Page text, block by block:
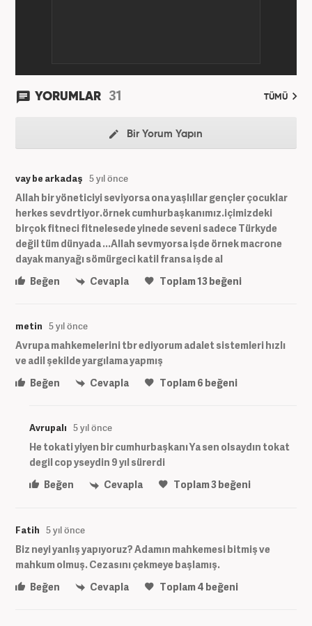
YORUMLAR 31 TÜMÜ
Bir Yorum Yapın
vay be arkadaş 5 yıl önce
Allah bir yöneticiyi seviyorsa ona yaşlıllar gençler çocuklar
herkes sevdrtiyor.örnek cumhurbaşkanımız.içimizdeki
birçok fitneci fitnelesede yinede seveni sadece Türkyde
değil tüm dünyada ...Allah sevmyorsa işde örnek macrone
dayak manyağı sömürgeci katil fransa işde al
Beğen
Cevapla Toplam13beğeni
metin 5 yıl önce
Avrupa mahkemelerini tbr ediyorum adalet sistemleri hızlı
ve adil şekilde yargılama yapmış
Beğen
Cevapla Toplam6 beğeni
Avrupalı 5 yıl önce
He tokati yiyen bir cumhurbaşkanı Ya sen olsaydın tokat
degil cop yseydin 9 yıl sürerdi
Beğen
Cevapla Toplam3beğeni
Fatih 5 yıl önce
Biz neyi yanlış yapıyoruz? Adamın mahkemesi bitmiş ve
mahkum olmuş. Cezasını çekmeye başlamış.
Beğen
Cevapla Toplam4 beğeni